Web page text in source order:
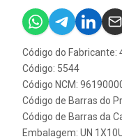
Código do Fabricante:
Código: 5544
Código NCM:
Código de Barras do
Código de Barras da
Embalagem: UN